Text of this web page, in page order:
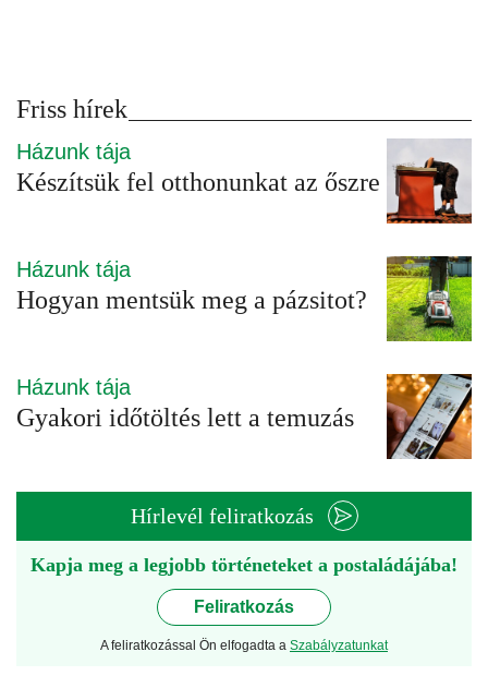
Friss hírek
Házunk tája
Készítsük fel otthonunkat az őszre
Házunk tája
Hogyan mentsük meg a pázsitot?
Házunk tája
Gyakori időtöltés lett a temuzás
Hírlevél feliratkozás
Kapja meg a legjobb történeteket a postaládájába!
Feliratkozás
A feliratkozással Ön elfogadta a Szabályzatunkat